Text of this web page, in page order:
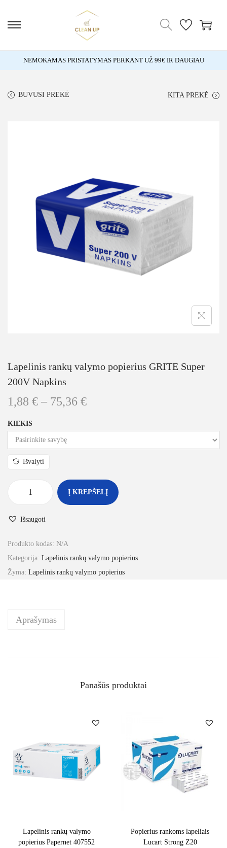
NEMOKAMAS PRISTATYMAS PERKANT UŽ 99€ IR DAUGIAU
BUVUSI PREKĖ KITA PREKĖ
Lapelinis rankų valymo popierius GRITE Super
200V Napkins
1,88 € – 75,36 €
KIEKIS
Išvalyti
Į KREPŠELĮ
Išsaugoti
Produkto kodas: N/A
Kategorija: Lapelinis rankų valymo popierius
Žyma: Lapelinis rankų valymo popierius
Aprašymas
Panašūs produktai
Lapelinis rankų valymo
popierius Papernet 407552
Popierius rankoms lapeliais
Lucart Strong Z20